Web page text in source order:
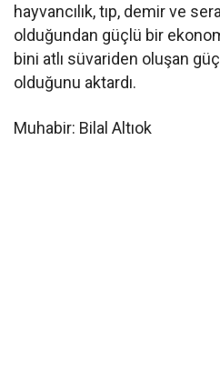
hayvancılık, tıp, demir ve
olduğundan güçlü bir
bini atlı süvariden oluşan
olduğunu aktardı.
Muhabir: Bilal Altıok